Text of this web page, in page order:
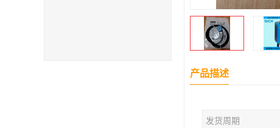
产品描述
发货周期